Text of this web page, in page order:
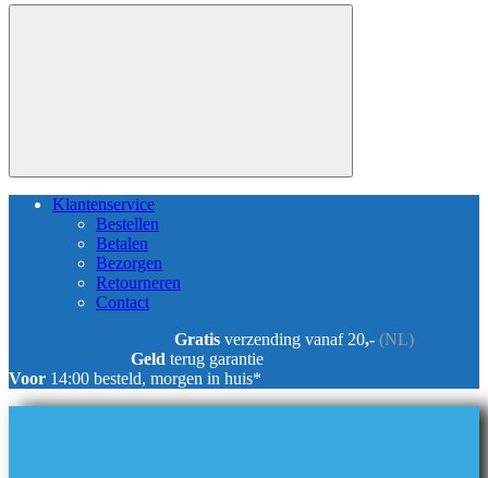
Klantenservice
Bestellen
Betalen
Bezorgen
Retourneren
Contact
Gratis verzending vanaf 20,- (NL)
Geld terug garantie
Voor 14:00 besteld, morgen in huis*